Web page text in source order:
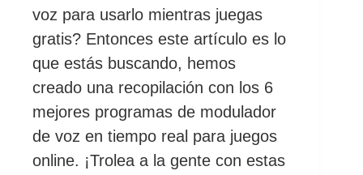
voz para usarlo mientras juegas
gratis? Entonces este artículo es lo
que estás buscando, hemos
creado una recopilación con los 6
mejores programas de modulador
de voz en tiempo real para juegos
online. ¡Trolea a la gente con estas